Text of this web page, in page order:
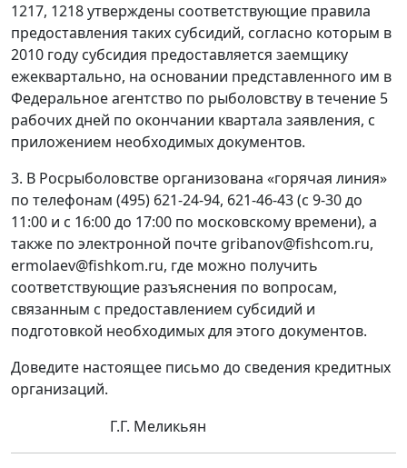
1217, 1218 утверждены соответствующие правила
предоставления таких субсидий, согласно которым в
2010 году субсидия предоставляется заемщику
ежеквартально, на основании представленного им в
Федеральное агентство по рыболовству в течение 5
рабочих дней по окончании квартала заявления, с
приложением необходимых документов.
3. В Росрыболовстве организована «горячая линия»
по телефонам (495) 621-24-94, 621-46-43 (с 9-30 до
11:00 и с 16:00 до 17:00 по московскому времени), а
также по электронной почте gribanov@fishcom.ru,
ermolaev@fishkom.ru, где можно получить
соответствующие разъяснения по вопросам,
связанным с предоставлением субсидий и
подготовкой необходимых для этого документов.
Доведите настоящее письмо до сведения кредитных
организаций.
Г.Г. Меликьян